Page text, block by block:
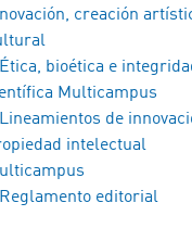
creación
Ética, bioética e
Multicampus
Lineamientos de
intelectual
Reglamento editorial